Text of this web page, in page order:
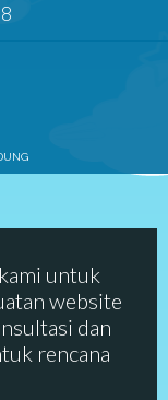
untuk
website
dan
rencana